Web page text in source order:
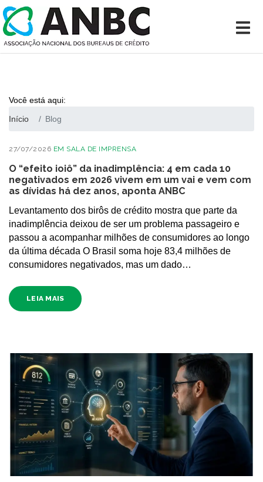
Você está aqui:
Início
Blog
27/07/2026 EM SALA DE IMPRENSA
O “efeito ioiô” da inadimplência: 4 em cada 10
negativados em 2026 vivem em um vai e vem com
as dívidas há dez anos, aponta ANBC
Levantamento dos birôs de crédito mostra que parte da
inadimplência deixou de ser um problema passageiro e
passou a acompanhar milhões de consumidores ao longo
da última década O Brasil soma hoje 83,4 milhões de
consumidores negativados, mas um dado…
LEIA MAIS